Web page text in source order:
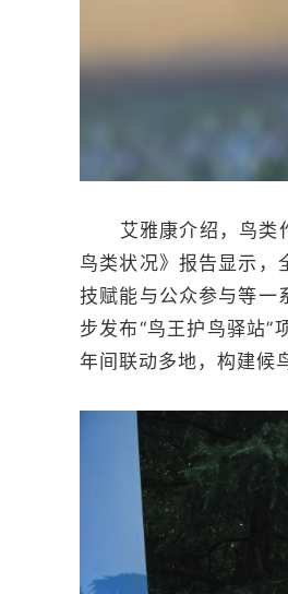
艾雅康介绍，鸟类作
鸟类状况》报告显示，
技赋能与公众参与等一
步发布“鸟王护鸟驿站
年间联动多地，构建候